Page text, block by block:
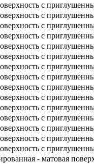
с
с
с
с
с
с
с
с
с
с
с
с
с
с
с
- матовая